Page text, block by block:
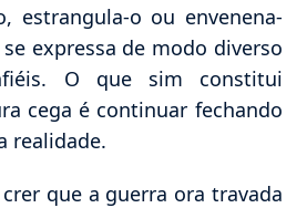
estrangula-o ou envenena-
se expressa de modo diverso
O que sim constitui
cega é continuar fechando
realidade.
que a guerra ora travada